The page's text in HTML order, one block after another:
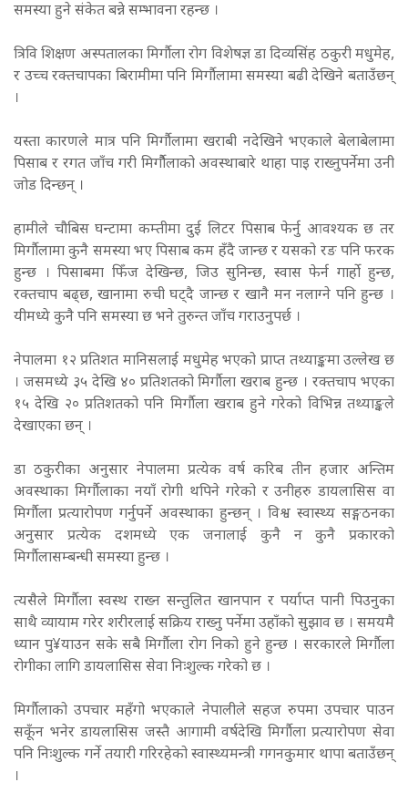
समस्या हुने संकेत बन्ने सम्भावना रहन्छ ।
त्रिवि शिक्षण अस्पतालका मिर्गौला रोग विशेषज्ञ डा दिव्यसिंह ठकुरी मधुमेह,
र उच्च रक्तचापका बिरामीमा पनि मिर्गौलामा समस्या बढी देखिने बताउँछन्
।
यस्ता कारणले मात्र पनि मिर्गौलामा खराबी नदेखिने भएकाले बेलाबेलामा
पिसाब र रगत जाँच गरी मिर्गौैलाको अवस्थाबारे थाहा पाइ राख्नुपर्नेमा उनी
जोड दिन्छन् ।
हामीले चौबिस घन्टामा कम्तीमा दुई लिटर पिसाब फेर्नु आवश्यक छ तर
मिर्गौलामा कुनै समस्या भए पिसाब कम हँदै जान्छ र यसको रङ पनि फरक
हुन्छ । पिसाबमा फिँज देखिन्छ, जिउ सुनिन्छ, स्वास फेर्न गार्हो हुन्छ,
रक्तचाप बढ्छ, खानामा रुची घट्दै जान्छ र खानै मन नलाग्ने पनि हुन्छ ।
यीमध्ये कुनै पनि समस्या छ भने तुरुन्त जाँच गराउनुपर्छ ।
नेपालमा १२ प्रतिशत मानिसलाई मधुमेह भएको प्राप्त तथ्याङ्कमा उल्लेख छ
। जसमध्ये ३५ देखि ४० प्रतिशतको मिर्गौला खराब हुन्छ । रक्तचाप भएका
१५ देखि २० प्रतिशतको पनि मिर्गौला खराब हुने गरेको विभिन्न तथ्याङ्कले
देखाएका छन् ।
डा ठकुरीका अनुसार नेपालमा प्रत्येक वर्ष करिब तीन हजार अन्तिम
अवस्थाका मिर्गौलाका नयाँ रोगी थपिने गरेको र उनीहरु डायलासिस वा
मिर्गौला प्रत्यारोपण गर्नुपर्ने अवस्थाका हुन्छन् । विश्व स्वास्थ्य सङ्गठनका
अनुसार प्रत्येक दशमध्ये एक जनालाई कुनै न कुनै प्रकारको
मिर्गौलासम्बन्धी समस्या हुन्छ ।
त्यसैले मिर्गौला स्वस्थ राख्न सन्तुलित खानपान र पर्याप्त पानी पिउनुका
साथै व्यायाम गरेर शरीरलाई सक्रिय राख्नु पर्नेमा उहाँको सुझाव छ । समयमै
ध्यान पु¥याउन सके सबै मिर्गौला रोग निको हुने हुन्छ । सरकारले मिर्गौला
रोगीका लागि डायलासिस सेवा निःशुल्क गरेको छ ।
मिर्गौलाको उपचार महँगो भएकाले नेपालीले सहज रुपमा उपचार पाउन
सकूँन भनेर डायलासिस जस्तै आगामी वर्षदेखि मिर्गौला प्रत्यारोपण सेवा
पनि निःशुल्क गर्ने तयारी गरिरहेको स्वास्थ्यमन्त्री गगनकुमार थापा बताउँछन्
।